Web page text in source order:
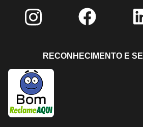
RECONHECIMENTO E